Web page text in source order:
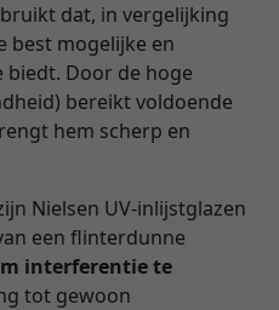
dat, in vergelijking
best mogelijke en
biedt. Door de hoge
bereikt voldoende
hem scherp en
Nielsen UV-inlijstglazen
een flinterdunne
interferentie te
tot gewoon